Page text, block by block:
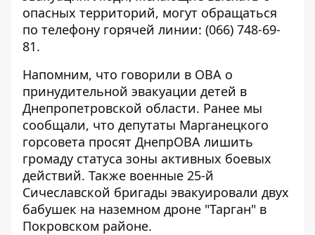
опасных территорий, могут обращаться
по телефону горячей линии: (066) 748-69-
81.
Напомним, что говорили в ОВА о
принудительной эвакуации детей в
Днепропетровской области. Ранее мы
сообщали, что депутаты Марганецкого
горсовета просят ДнепрОВА лишить
громаду статуса зоны активных боевых
действий. Также военные 25-й
Сичеславской бригады эвакуировали двух
бабушек на наземном дроне "Тарган" в
Покровском районе.